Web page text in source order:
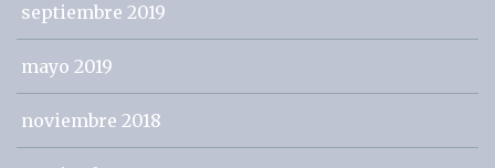
septiembre 2019
mayo 2019
noviembre 2018